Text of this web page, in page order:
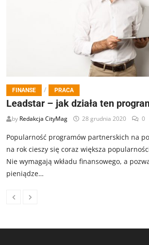
FINANSE / PRACA
Leadstar – jak działa ten
by Redakcja CityMag 28 grudnia 2020 0
Popularność programów partnerskich na
na rok cieszy się coraz większa
Nie wymagają wkładu finansowego, a
pieniądze…